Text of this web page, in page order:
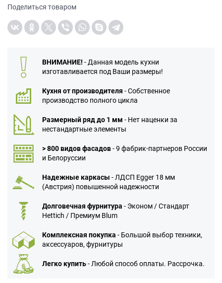
Поделиться товаром
ВНИМАНИЕ! - Данная модель кухни
изготавливается под Ваши размеры!
Кухня от производителя - Собственное
производство полного цикла
Размерный ряд до 1 мм - Нет наценки за
нестандартные элементы
> 800 видов фасадов- 9 фабрик-партнеров России
и Белоруссии
Надежные каркасы - ЛДСП Egger 18 мм
(Австрия) повышенной надежности
Долговечная фурнитура - Эконом / Стандарт
Hettich / Премиум Blum
Комплексная покупка - Большой выбор техники,
аксессуаров, фурнитуры
Легко купить- Любой способ оплаты. Рассрочка.